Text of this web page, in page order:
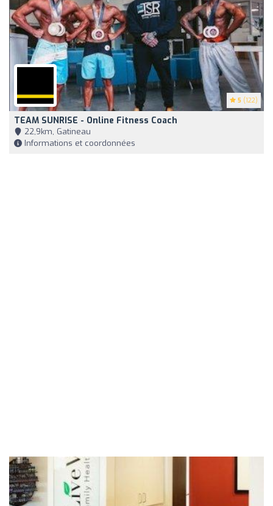
5 (122)
TEAM SUNRISE - Online Fitness Coach
22,9km, Gatineau
Informations et coordonnées